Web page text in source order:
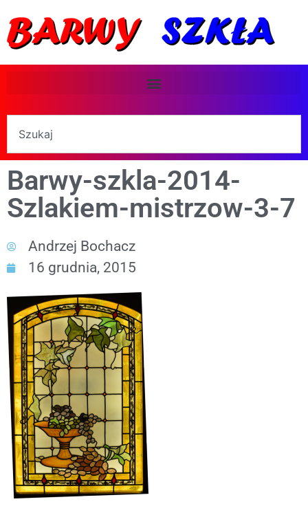
Barwy-szkla-2014-
Szlakiem-mistrzow-3-7
Andrzej Bochacz
16 grudnia, 2015